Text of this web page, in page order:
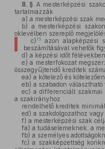
8. § A mesterképzési
tartalmazzák
a) a mesterképzési szak
b) a mesterképzési
oklevélben szereplő
c) 15azon alapképzési
beszámításával vehetők
d) a képzési időt
e) a mesterfokozat
összegyűjtendő kreditek
ea) a kötelező és
eb) a szabadon választható
ec) a differenciált szakmai
a szakirányhoz
rendelhető kreditek
ed) a szakdolgozathoz
f) a mesterképzési szak
fa) a tudáselemeknek, a
fb) a személyes
fc) a szakképzettség